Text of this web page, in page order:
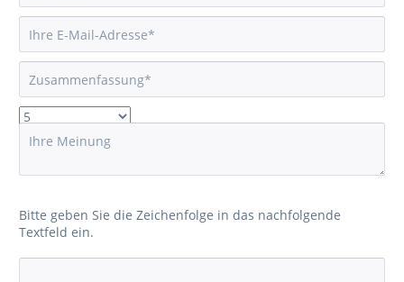
Bitte geben Sie die Zeichenfolge in das nachfolgende
Textfeld ein.